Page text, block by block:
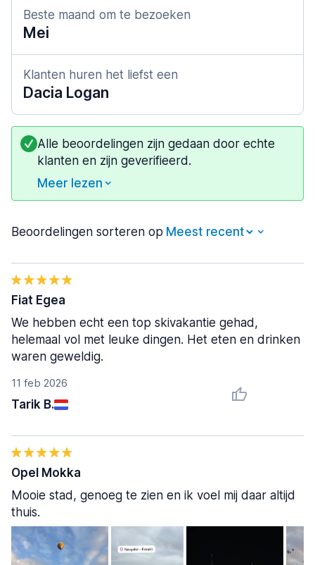
Beste maand om te bezoeken
Mei
Klanten huren het liefst een
Dacia Logan
Alle beoordelingen zijn gedaan door echte
klanten en zijn geverifieerd.
Meer lezen
Beoordelingen sorteren op
11 feb 2026
Tarik B.
Fiat Egea
We hebben echt een top skivakantie gehad,
helemaal vol met leuke dingen. Het eten en drinken
waren geweldig.
Opel Mokka
Mooie stad, genoeg te zien en ik voel mij daar altijd
thuis.